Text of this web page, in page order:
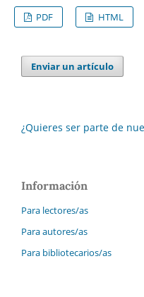
PDF
HTML
Enviar un artículo
¿Quieres ser parte de
Información
Para lectores/as
Para autores/as
Para bibliotecarios/as